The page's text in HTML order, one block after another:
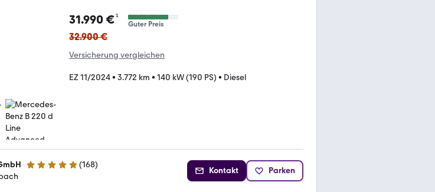
31.990 €¹
Guter Preis
32.900 €
Versicherung vergleichen
EZ 11/2024• 3.772 km • 140 kW (190 PS) • Diesel
5 Sterne (168)
Kontakt Parken